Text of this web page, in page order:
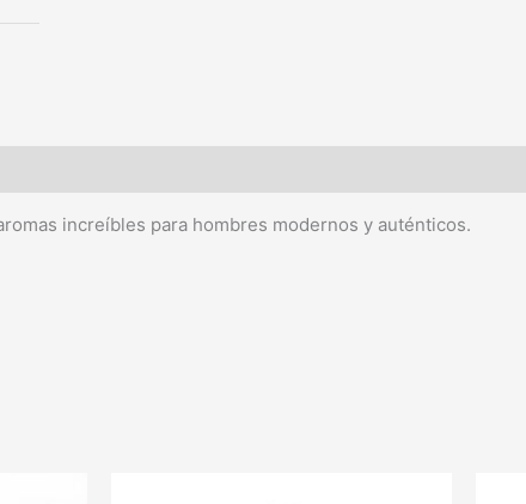
increíbles para hombres modernos y auténticos.